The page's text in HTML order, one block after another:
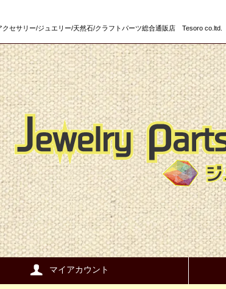
サリー/ジュエリー/天然石/クラフトパーツ総合通販店 Tesoro co.ltd.
マイアカウント